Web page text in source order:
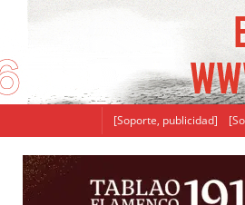
[Soporte, publicidad]